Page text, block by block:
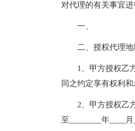
对代理的有关事宜
一、
二、授权代理地
1、甲方授权乙方
同之约定享有权利和
2、甲方授权乙方
至________年____